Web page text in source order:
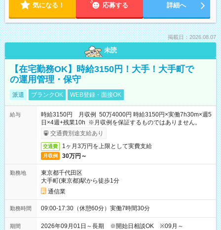
気になる！ 応募する 詳細へ
掲載日：2026.08.07
未読
【在宅勤務OK】時給3150円！大手！大手町で
の運用管理・保守
派遣 ブランクOK WEB登録・面接OK
給与
時給3150円 月収例 50万4000円 時給3150円×実働7h30m×週5
日×4週+残業10h ※月収例を保証するものではありません。
交通費別途支給あり
交通費 1ヶ月3万円を上限として実費支給
月収例 30万円～
勤務地
東京都千代田区
大手町(東京都)駅から徒歩1分
通信業
勤務時間 09:00-17:30（休憩60分）実働7時間30分
期間 2026年09月01日～長期 ※開始日相談OK ※09月～